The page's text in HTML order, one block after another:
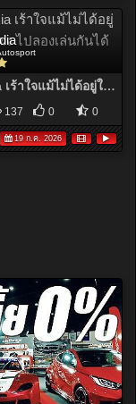
sim nokia เร้าใจแม้ไม่ได้อยู่ในสนามแข่ง ไปลองเล่นกันได้นะ
137 0 0
19 ก.ค. 2026